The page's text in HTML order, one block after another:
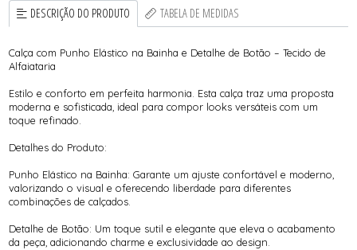
DESCRIÇÃO DO PRODUTO TABELA DE MEDIDAS
Calça com Punho Elástico na Bainha e Detalhe de Botão – Tecido de
Alfaiataria
Estilo e conforto em perfeita harmonia. Esta calça traz uma proposta
moderna e sofisticada, ideal para compor looks versáteis com um
toque refinado.
Detalhes do Produto:
Punho Elástico na Bainha: Garante um ajuste confortável e moderno,
valorizando o visual e oferecendo liberdade para diferentes
combinações de calçados.
Detalhe de Botão: Um toque sutil e elegante que eleva o acabamento
da peça, adicionando charme e exclusividade ao design.